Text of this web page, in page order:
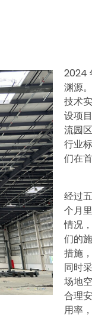
2024
渊源
技术
设项
流园
行业
们在
经过
个月
情况
们的
措施
同时
场地
合理
用率